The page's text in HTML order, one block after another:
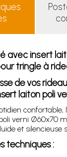
avec insert
tringle à
de vos
laiton poli
confortable,
verni Ø60x70
et silencieuse
techniques :